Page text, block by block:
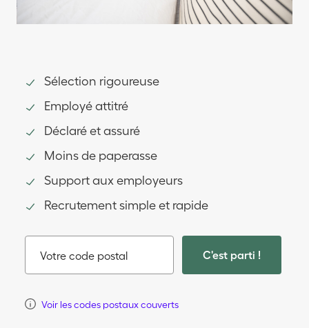
Sélection rigoureuse
Employé attitré
Déclaré et assuré
Moins de paperasse
Support aux employeurs
Recrutement simple et rapide
Votre code postal C'est parti !
Voir les codes postaux couverts